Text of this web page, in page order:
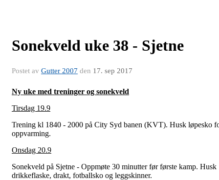
Sonekveld uke 38 - Sjetne
Postet av Gutter 2007 den 17. sep 2017
Ny uke med treninger og sonekveld
Tirsdag 19.9
Trening kl 1840 - 2000 på City Syd banen (KVT). Husk løpesko
oppvarming.
Onsdag 20.9
Sonekveld på Sjetne - Oppmøte 30 minutter før første kamp. Husk
drikkeflaske, drakt, fotballsko og leggskinner.